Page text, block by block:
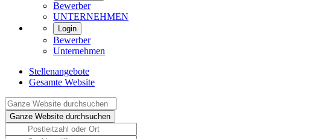
Bewerber
UNTERNEHMEN
Login
Bewerber
Unternehmen
Stellenangebote
Gesamte Website